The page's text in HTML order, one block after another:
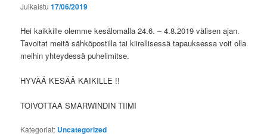
Julkaistu17/06/2019
Hei kaikkille olemme kesälomalla 24.6. – 4.8.2019 välisen ajan.
Tavoitat meitä sähköpostilla tai kiirellisessä tapauksessa voit olla
meihin yhteydessä puhelimitse.
HYVÄÄ KESÄÄ KAIKILLE !!
TOIVOTTAA SMARWINDIN TIIMI
Kategoriat: Uncategorized